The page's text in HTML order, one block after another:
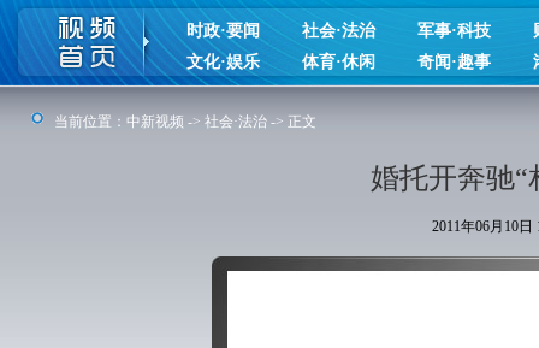
时政·要闻 社会·法治 军事·科技
文化·娱乐
体育·休闲 奇闻·趣事
当前位置： 中新视频 -> 社会·法治 -> 正文
婚托开奔驰“
2011年06月10